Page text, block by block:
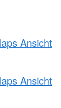
Ansicht
Ansicht